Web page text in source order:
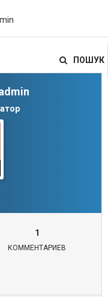
ПОШУК
1
КОММЕНТАРИЕВ